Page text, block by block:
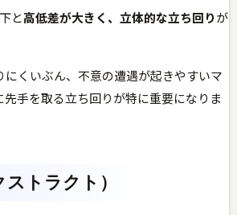
と高低差が大きく、立体的な立ち回りが
にくいぶん、不意の遭遇が起きやすいマ
先手を取る立ち回りが特に重要になりま
トラクト）